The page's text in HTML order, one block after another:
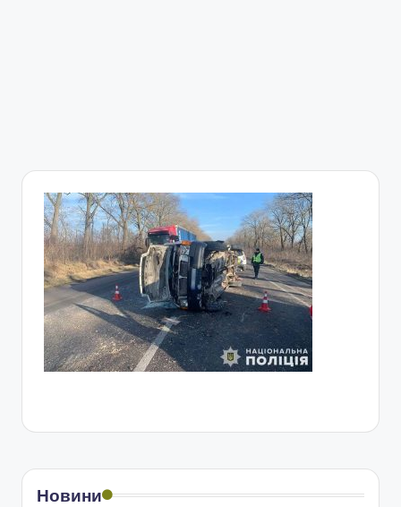
Новини